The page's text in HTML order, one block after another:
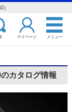
マイページ メニュー
カタログ情報